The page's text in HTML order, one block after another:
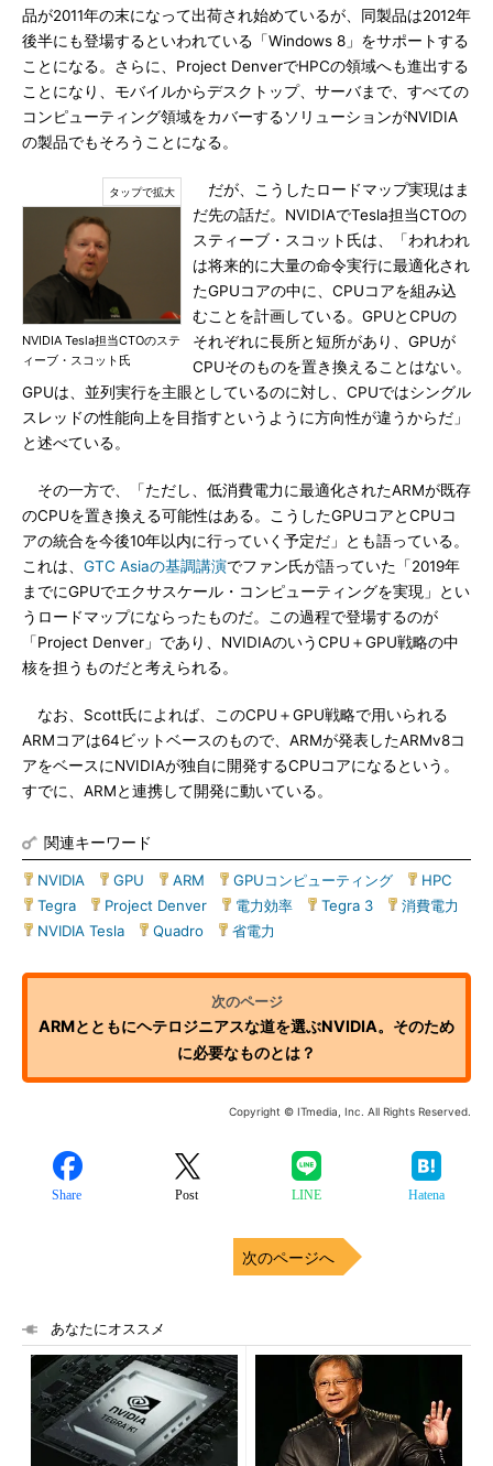
品が2011年の末になって出荷され始めているが、同製品は2012年
後半にも登場するといわれている「Windows 8」をサポートする
ことになる。さらに、Project DenverでHPCの領域へも進出する
ことになり、モバイルからデスクトップ、サーバまで、すべての
コンピューティング領域をカバーするソリューションがNVIDIA
の製品でもそろうことになる。
NVIDIA Tesla担当CTOのステ
ィーブ・スコット氏
だが、こうしたロードマップ実現はま
だ先の話だ。NVIDIAでTesla担当CTOの
スティーブ・スコット氏は、「われわれ
は将来的に大量の命令実行に最適化され
たGPUコアの中に、CPUコアを組み込
むことを計画している。GPUとCPUの
それぞれに長所と短所があり、GPUが
CPUそのものを置き換えることはない。
GPUは、並列実行を主眼としているのに対し、CPUではシングル
スレッドの性能向上を目指すというように方向性が違うからだ」
と述べている。
その一方で、「ただし、低消費電力に最適化されたARMが既存
のCPUを置き換える可能性はある。こうしたGPUコアとCPUコ
アの統合を今後10年以内に行っていく予定だ」とも語っている。
これは、 GTC Asiaの基調講演でファン氏が語っていた「2019年
までにGPUでエクサスケール・コンピューティングを実現」とい
うロードマップにならったものだ。この過程で登場するのが
「Project Denver」であり、NVIDIAのいうCPU＋GPU戦略の中
核を担うものだと考えられる。
なお、Scott氏によれば、このCPU＋GPU戦略で用いられる
ARMコアは64ビットベースのもので、ARMが発表したARMv8コ
アをベースにNVIDIAが独自に開発するCPUコアになるという。
すでに、ARMと連携して開発に動いている。
関連キーワード
NVIDIA GPU ARM GPUコンピューティング HPC
Tegra
Project Denver 電力効率 Tegra 3 消費電力
NVIDIA Tesla
Quadro 省電力
ARMとともにヘテロジニアスな道を選ぶNVIDIA。そのため
に必要なものとは？
Copyright © ITmedia, Inc. All Rights Reserved.
Share Post LINE Hatena
次のページへ
あなたにオススメ